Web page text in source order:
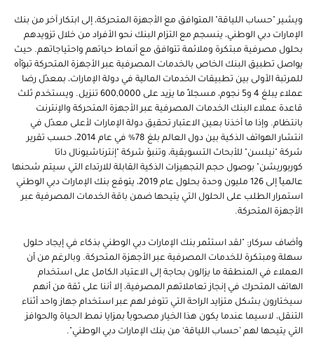
ويشير "حساب اللياقة" المتوافق مع الأجهزة المتحركة، إلى ابتكار آخر من بنك
الإمارات دبي الوطني، ينسجم مع التزام البنك نحو الأفراد من خلال تزويدهم
بحلول مصرفية مبتكرة وملائمة تتوافق مع أنماط حياتهم واحتياجاتهم. حيث
يواصل تطبيق البنك الخاص بالخدمات المصرفية عبر الأجهزة المتحركة تبوّأه
للمرتبة الأولى بين تطبيقات الخدمات المالية في دولة الإمارات، بمعدّل رضا
عملاء يبلغ 4 و5 نجوم، مسجلاً ما يزيد على 600,0000 تنزيل. ويستخدم ثلث
قاعدة عملاء البنك الخدمات المصرفية عبر الأجهزة المتحركة والإنترنت
بانتظام. وإذا ما أخذنا بعين الاعتبار تحقيق دولة الإمارات لأعلى معدّل في
انتشار الهواتف الذكية بين دول العالم بلغ 78% في عام 2014، حسب تقرير
شركة "نيلسن" للأبحاث التسويقية، وتنبؤ شركة "إنترناشيونال داتا
كوربوريشن" بوصول حجم التجهيزات الذكية القابلة للارتداء التي سيتم شحنها
عالمياً إلى 126 مليون وحدة بحلول عام 2019، يتوقع بنك الإمارات دبي الوطني
استمرار الطلب على الحلول التي يتيحها ضمن باقة الخدمات المصرفية عبر
الأجهزة المتحركة.
وأضاف سركار: "لقد استثمر بنك الإمارات دبي الوطني بذكاء في إيجاد حلول
سهلة ومبتكرة للخدمات المصرفية عبر الأجهزة المتحركة. وبالرغم من أن
العملاء في المنطقة ما يزالون بحاجة إلى الاعتياد الكامل على استخدام
الهاتف المتحرك في إنجاز تعاملاتهم المصرفية، إلا أننا على ثقة من أنهم
سيختارون بشكل متزايد الراحة التي تتوفر لهم عبر استخدام جهاز واحد أثناء
التنقل، لاسيما عندما يكون هذا الخيار مصحوباً بمزايا نمط الحياة والحوافز
التي يتيحها لهم ’حساب اللياقة‘ من بنك الإمارات دبي الوطني".